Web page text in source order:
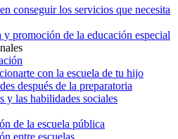
conseguir los servicios que necesita
y promoción de la educación especial
con la escuela de tu hijo
después de la preparatoria
y las habilidades sociales
de la escuela pública
entre escuelas